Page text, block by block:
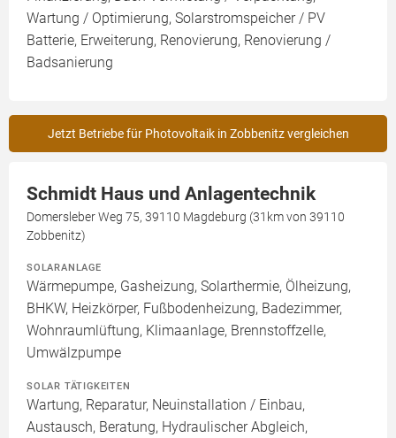
Wartung / Optimierung, Solarstromspeicher / PV
Batterie, Erweiterung, Renovierung, Renovierung /
Badsanierung
Jetzt Betriebe für Photovoltaik in Zobbenitz vergleichen
Schmidt Haus und Anlagentechnik
Domersleber Weg 75, 39110 Magdeburg (31km von 39110
Zobbenitz)
SOLARANLAGE
Wärmepumpe, Gasheizung, Solarthermie, Ölheizung,
BHKW, Heizkörper, Fußbodenheizung, Badezimmer,
Wohnraumlüftung, Klimaanlage, Brennstoffzelle,
Umwälzpumpe
SOLAR TÄTIGKEITEN
Wartung, Reparatur, Neuinstallation / Einbau,
Austausch, Beratung, Hydraulischer Abgleich,